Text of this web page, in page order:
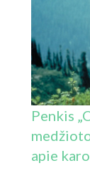
Penkis
apie